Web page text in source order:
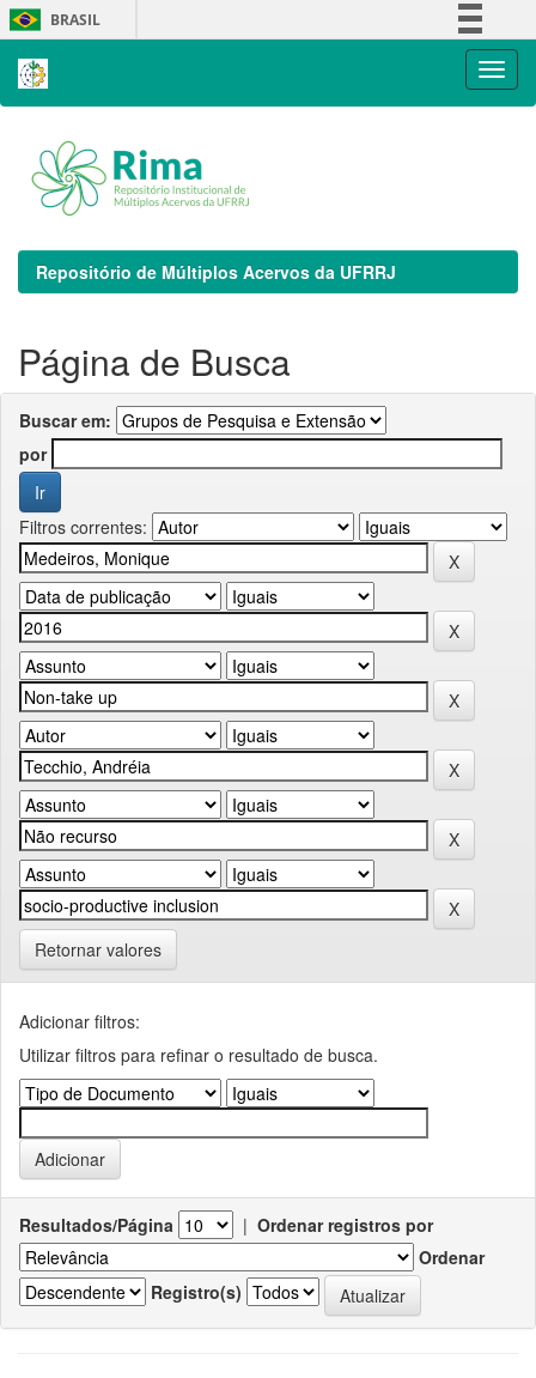
Skip
navigation
BRASIL
Repositório de Múltiplos Acervos da UFRRJ
Página de Busca
Buscar em:
por
Filtros correntes:
Retornar valores
Adicionar filtros:
Utilizar filtros para refinar o resultado de busca.
Resultados/Página | Ordenar registros por
Ordenar
Registro(s)